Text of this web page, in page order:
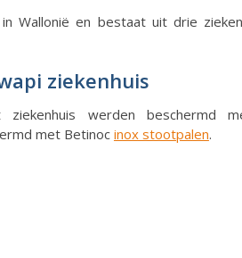
Wallonië en bestaat uit drie
ziekenhuis
werden beschermd
met Betinocinox stootpalen.